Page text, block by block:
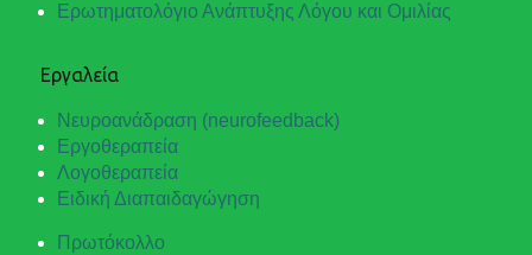
Ερωτηματολόγιο Ανάπτυξης Λόγου και Ομιλίας
Εργαλεία
Νευροανάδραση (neurofeedback)
Εργοθεραπεία
Λογοθεραπεία
Ειδική Διαπαιδαγώγηση
Πρωτόκολλο